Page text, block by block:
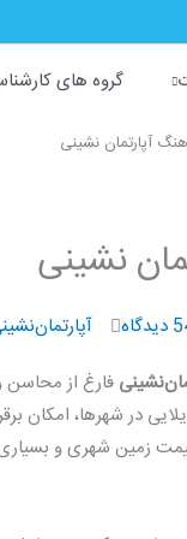
گروه های
آپارتمان‌ نشینی
نشینی
فارغ از محاسن
در شهرها، امکان
زمین شهری و